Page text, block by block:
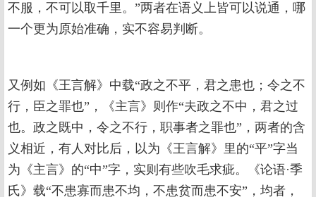
不服，不可以取千里。”两者在语义上皆可以说通，哪
一个更为原始准确，实不容易判断。
又例如《王言解》中载“政之不平，君之患也；令之不
行，臣之罪也”，《主言》则作“夫政之不中，君之过
也。政之既中，令之不行，职事者之罪也”，两者的含
义相近，有人对比后，以为《王言解》里的“平”字当
为《主言》的“中”字，实则有些吹毛求疵。《论语·季
氏》载“不患寡而患不均，不患贫而患不安”，均者，